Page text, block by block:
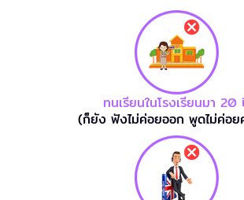
ทนเรียนในโรงเรียนมา 20
(ก็ยัง ฟังไม่ค่อยออก พูดไม่ค่อ